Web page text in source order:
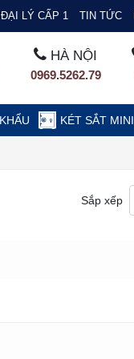
LÝ CẤP 1 TIN TỨC
HÀ NỘI
0969.5262.79
KÉT SẮT MINI
Sắp xếp